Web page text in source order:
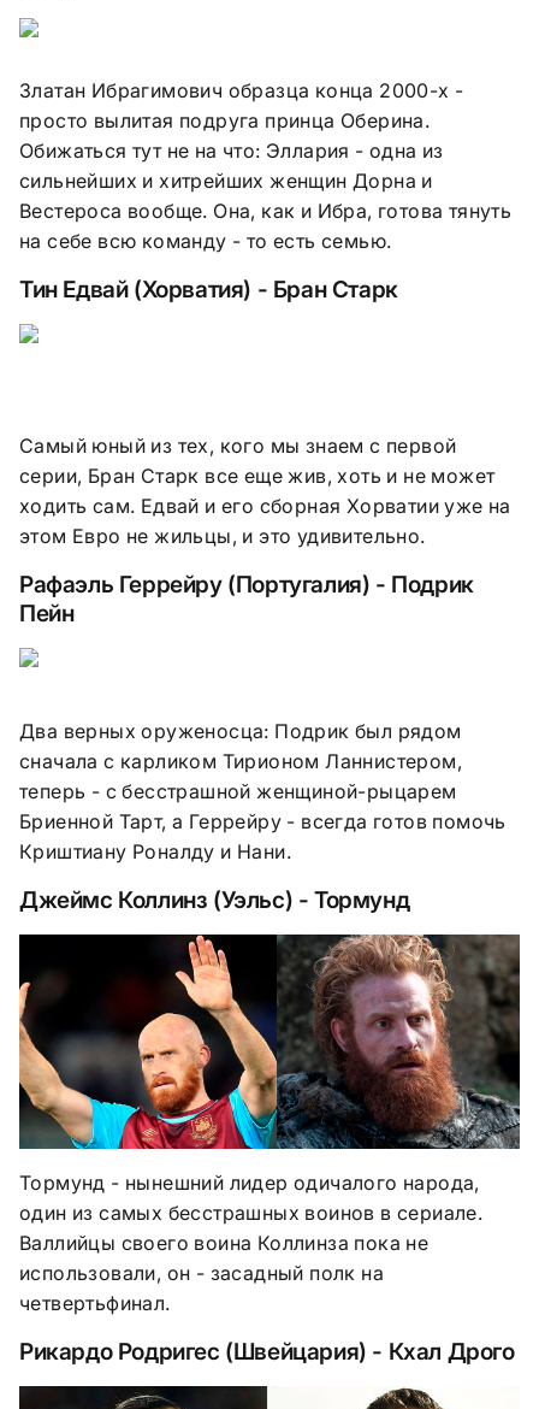
Златан Ибрагимович образца конца 2000-х -
просто вылитая подруга принца Оберина.
Обижаться тут не на что: Эллария - одна из
сильнейших и хитрейших женщин Дорна и
Вестероса вообще. Она, как и Ибра, готова тянуть
на себе всю команду - то есть семью.
Тин Едвай (Хорватия) - Бран Старк
Самый юный из тех, кого мы знаем с первой
серии, Бран Старк все еще жив, хоть и не может
ходить сам. Едвай и его сборная Хорватии уже на
этом Евро не жильцы, и это удивительно.
Рафаэль Геррейру (Португалия) - Подрик
Пейн
Два верных оруженосца: Подрик был рядом
сначала с карликом Тирионом Ланнистером,
теперь - с бесстрашной женщиной-рыцарем
Бриенной Тарт, а Геррейру - всегда готов помочь
Криштиану Роналду и Нани.
Джеймс Коллинз (Уэльс) - Тормунд
Тормунд - нынешний лидер одичалого народа,
один из самых бесстрашных воинов в сериале.
Валлийцы своего воина Коллинза пока не
использовали, он - засадный полк на
четвертьфинал.
Рикардо Родригес (Швейцария) - Кхал Дрого